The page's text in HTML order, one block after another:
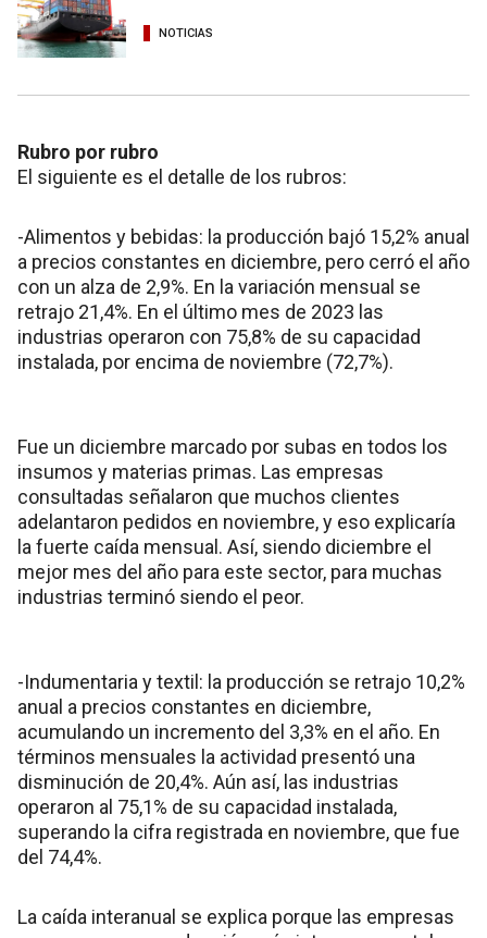
NOTICIAS
Rubro por rubro
El siguiente es el detalle de los rubros:
-Alimentos y bebidas: la producción bajó 15,2% anual
a precios constantes en diciembre, pero cerró el año
con un alza de 2,9%. En la variación mensual se
retrajo 21,4%. En el último mes de 2023 las
industrias operaron con 75,8% de su capacidad
instalada, por encima de noviembre (72,7%).
Fue un diciembre marcado por subas en todos los
insumos y materias primas. Las empresas
consultadas señalaron que muchos clientes
adelantaron pedidos en noviembre, y eso explicaría
la fuerte caída mensual. Así, siendo diciembre el
mejor mes del año para este sector, para muchas
industrias terminó siendo el peor.
-Indumentaria y textil: la producción se retrajo 10,2%
anual a precios constantes en diciembre,
acumulando un incremento del 3,3% en el año. En
términos mensuales la actividad presentó una
disminución de 20,4%. Aún así, las industrias
operaron al 75,1% de su capacidad instalada,
superando la cifra registrada en noviembre, que fue
del 74,4%.
La caída interanual se explica porque las empresas